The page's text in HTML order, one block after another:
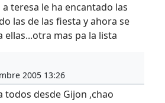
teresa le ha encantado las
las de las fiesta y ahora se
mas pa la lista
2005 13:26
todos desde Gijon ,chao